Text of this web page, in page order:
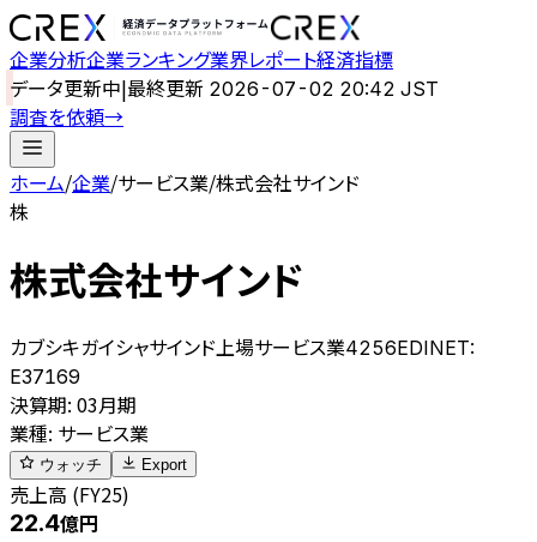
企業分析企業ランキング業界レポート経済指標
データ更新中|最終更新 2026-07-02 20:42 JST
調査を依頼→
ホーム/企業/サービス業/株式会社サインド
株
株式会社サインド
カブシキガイシャサインド 上場サービス業4256EDINET:
E37169
決算期: 03月期
業種: サービス業
ウォッチ Export
売上高 (FY25)
22.4億円